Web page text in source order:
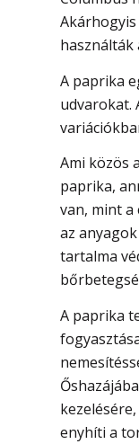
használták
A paprika
udvarokat.
Ami közös
paprika,
van, mint
az
tartalma
A paprika
enyhíti a